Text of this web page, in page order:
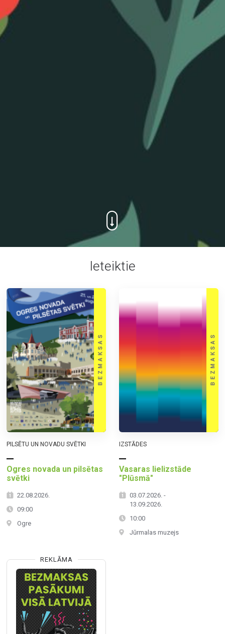
Ieteiktie
PILSĒTU UN NOVADU SVĒTKI
Ogres novada un pilsētas
svētki
22.08.2026.
09:00
Ogre
IZSTĀDES
Vasaras lielizstāde
"Plūsmā"
03.07.2026. -
13.09.2026.
10:00
Jūrmalas muzejs
REKLĀMA